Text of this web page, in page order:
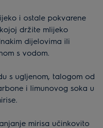
i ostale pokvarene
držite mlijeko
dijelovima ili
s vodom.
s ugljenom, talogom od
i limunovog soka u
mirisa učinkovito